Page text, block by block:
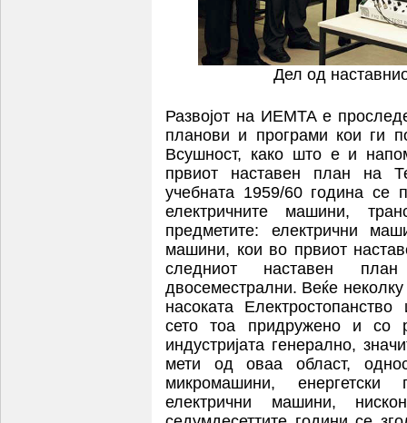
Дел од
Развојот на ИЕМТА е
планови и програми кои ги
Всушност, како што е и
првиот наставен план на
учебната 1959/60 година се
електричните машини,
предметите: електрични
машини, кои во првиот
следниот наставен
двосеместрални. Веќе
насоката
сето тоа придружено и со
индустријата генерално,
мети од оваа област,
микромашини, енергетски
електрични машини,